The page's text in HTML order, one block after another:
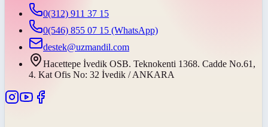
0(312) 911 37 15
0(546) 855 07 15 (WhatsApp)
destek@uzmandil.com
Hacettepe İvedik OSB. Teknokenti 1368. Cadde No.61,
4. Kat Ofis No: 32 İvedik / ANKARA